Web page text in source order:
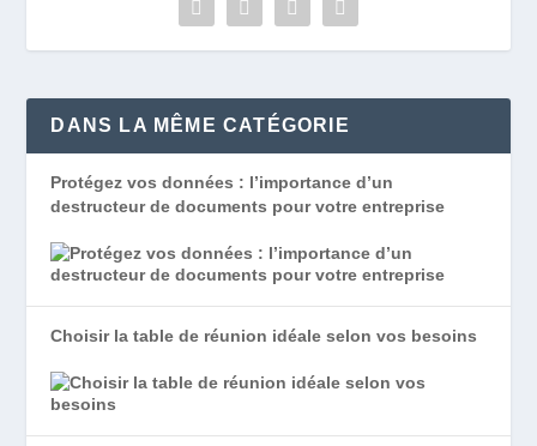
DANS LA MÊME CATÉGORIE
Protégez vos données : l’importance d’un
destructeur de documents pour votre entreprise
Choisir la table de réunion idéale selon vos besoins